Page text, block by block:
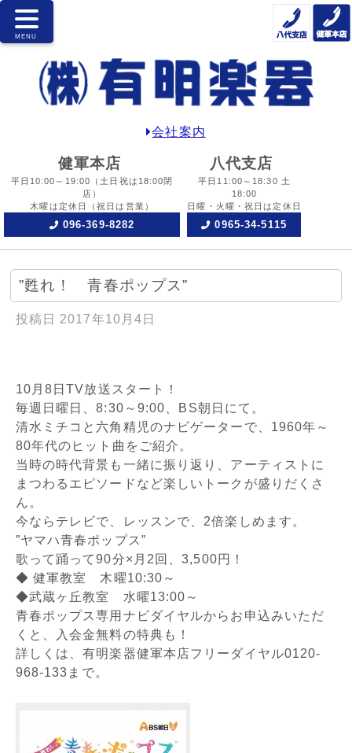
会社案内
健軍本店
平日10:00～19:00
（土日祝は18:00閉
店）
木曜は定休日
（祝日は営業）
096-369-8282
八代支店
平日11:00～18:30 土
18:00
日曜・火曜・祝日は定休日
0965-34-5115
”甦れ！ 青春ポップス”
投稿日 2017年10月4日
10月8日TV放送スタート！
毎週日曜日、8:30～9:00、BS朝日にて。
清水ミチコと六角精児のナビゲーターで、1960年～
80年代のヒット曲をご紹介。
当時の時代背景も一緒に振り返り、アーティストに
まつわるエピソードなど楽しいトークが盛りだくさ
ん。
今ならテレビで、レッスンで、2倍楽しめます。
”ヤマハ青春ポップス”
歌って踊って90分×月2回、3,500円！
◆ 健軍教室 木曜10:30～
◆武蔵ヶ丘教室 水曜13:00～
青春ポップス専用ナビダイヤルからお申込みいただ
くと、入会金無料の特典も！
詳しくは、有明楽器健軍本店フリーダイヤル0120-
968-133まで。